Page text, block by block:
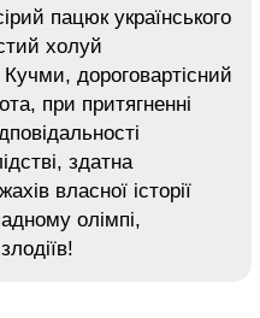
пацюк українського
холуй
дороговартісний
при притягненні
здатна
власної історії
олімпі,